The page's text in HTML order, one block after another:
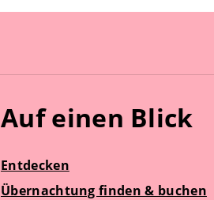
Auf einen Blick
Entdecken
Übernachtung finden & buchen